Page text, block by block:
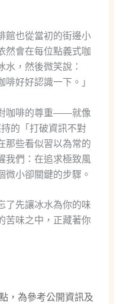
館也從當初的街邊小
然會在每位點義式咖
，然後微笑說：
啡好好認識一下。」
咖啡的尊重——就像
的「打破資訊不對
那些看似習以為常的
我們：在追求極致風
微小卻關鍵的步驟。
了先讓冰水為你的味
苦味之中，正藏著你
，為參考公開資訊及